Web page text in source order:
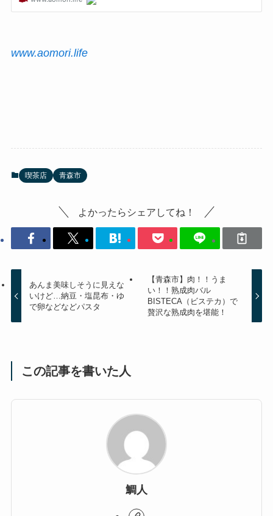
www.aomori.life
喫茶店 青森市
よかったらシェアしてね！
あんま美味しそうに見えな
いけど…納豆・塩昆布・ゆ
で卵などなどパスタ
【青森市】肉！！うま
い！！熟成肉バル
BISTECA（ビステカ）で
贅沢な熟成肉を堪能！
この記事を書いた人
鯛人